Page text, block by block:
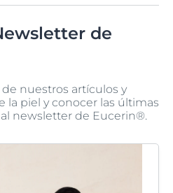
de
nuestros artículos y
la piel y conocer las últimas
newsletter de Eucerin®.